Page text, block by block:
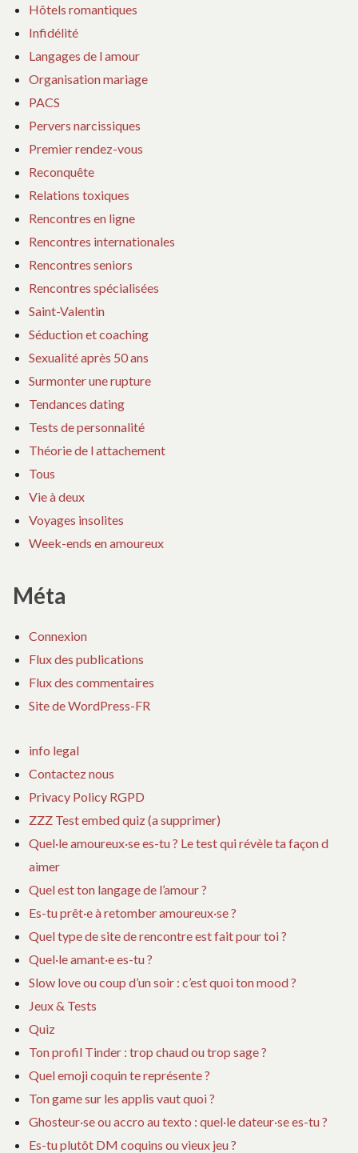
Hôtels romantiques
Infidélité
Langages de l amour
Organisation mariage
PACS
Pervers narcissiques
Premier rendez-vous
Reconquête
Relations toxiques
Rencontres en ligne
Rencontres internationales
Rencontres seniors
Rencontres spécialisées
Saint-Valentin
Séduction et coaching
Sexualité après 50 ans
Surmonter une rupture
Tendances dating
Tests de personnalité
Théorie de l attachement
Tous
Vie à deux
Voyages insolites
Week-ends en amoureux
Méta
Connexion
Flux des publications
Flux des commentaires
Site de WordPress-FR
info legal
Contactez nous
Privacy Policy RGPD
ZZZ Test embed quiz (a supprimer)
Quel·le amoureux·se es-tu ? Le test qui révèle ta façon d
aimer
Quel est ton langage de l’amour ?
Es-tu prêt·e à retomber amoureux·se ?
Quel type de site de rencontre est fait pour toi ?
Quel·le amant·e es-tu ?
Slow love ou coup d’un soir : c’est quoi ton mood ?
Jeux & Tests
Quiz
Ton profil Tinder : trop chaud ou trop sage ?
Quel emoji coquin te représente ?
Ton game sur les applis vaut quoi ?
Ghosteur·se ou accro au texto : quel·le dateur·se es-tu ?
Es-tu plutôt DM coquins ou vieux jeu ?